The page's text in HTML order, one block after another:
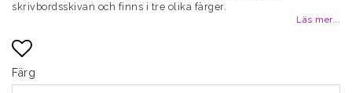
skrivbordsskivan och finns i tre olika färger.
Läs mer...
Lägg till i favoritlistan
Färg